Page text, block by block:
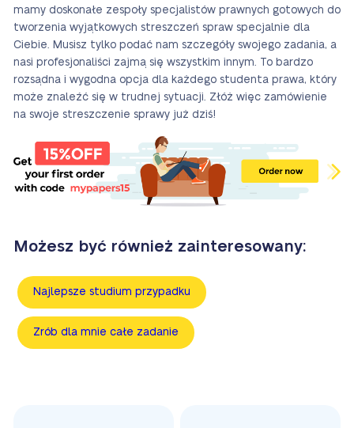
mamy doskonałe zespoły specjalistów prawnych gotowych do
tworzenia wyjątkowych streszczeń spraw specjalnie dla
Ciebie. Musisz tylko podać nam szczegóły swojego zadania, a
nasi profesjonaliści zajmą się wszystkim innym. To bardzo
rozsądna i wygodna opcja dla każdego studenta prawa, który
może znaleźć się w trudnej sytuacji. Złóż więc zamówienie
na swoje streszczenie sprawy już dziś!
Możesz być również zainteresowany:
Najlepsze studium przypadku
Zrób dla mnie całe zadanie